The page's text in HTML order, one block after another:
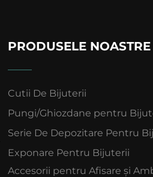
PRODUSELE NOASTRE
Cutii De Bijuterii
Pungi/Ghiozdane pentru
Serie De Depozitare Pentru
Exponare Pentru Bijuterii
Accesorii pentru Afisare și